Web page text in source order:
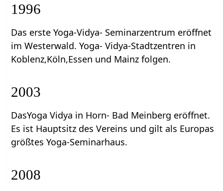
1996
Das erste Yoga-Vidya- Seminarzentrum eröffnet
im Westerwald. Yoga- Vidya-Stadtzentren in
Koblenz,Köln,Essen und Mainz folgen.
2003
DasYoga Vidya in Horn- Bad Meinberg eröffnet.
Es ist Hauptsitz des Vereins und gilt als Europas
größtes Yoga-Seminarhaus.
2008